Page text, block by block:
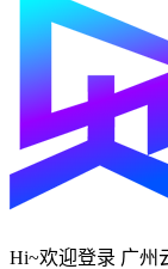
Hi~欢迎登录 广州